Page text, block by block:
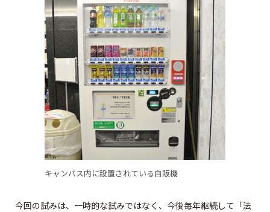
キャンパス内に設置されている自販機
今回の試みは、一時的な試みではなく、今後毎年継続して「法